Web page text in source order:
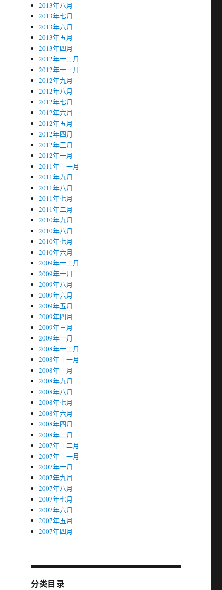
2013年八月
2013年七月
2013年六月
2013年五月
2013年四月
2012年十二月
2012年十一月
2012年九月
2012年八月
2012年七月
2012年六月
2012年五月
2012年四月
2012年三月
2012年一月
2011年十一月
2011年九月
2011年八月
2011年七月
2011年二月
2010年九月
2010年八月
2010年七月
2010年六月
2009年十二月
2009年十月
2009年八月
2009年六月
2009年五月
2009年四月
2009年三月
2009年一月
2008年十二月
2008年十一月
2008年十月
2008年九月
2008年八月
2008年七月
2008年六月
2008年四月
2008年二月
2007年十二月
2007年十一月
2007年十月
2007年九月
2007年八月
2007年七月
2007年六月
2007年五月
2007年四月
分类目录